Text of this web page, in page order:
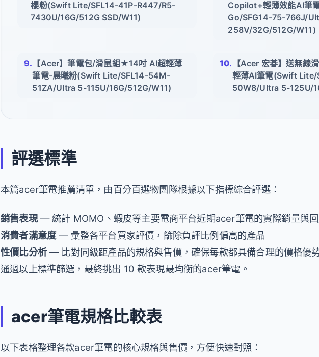
櫻粉(Swift Lite/SFL14-41P-R447/R5-
7430U/16G/512G SSD/W11)
Copilot+輕薄效能AI筆
Go/SFG14-75-766J/
258V/32G/512G/W11)
【Acer】筆電包/滑鼠組★14吋 AI超輕薄
筆電-晨曦粉(Swift Lite/SFL14-54M-
51ZA/Ultra 5-115U/16G/512G/W11)
【Acer 宏碁】送無
輕薄AI筆電(Swift
50W8/Ultra 5-125U/
評選標準
本篇acer筆電推薦清單，由百分百選物團隊根據以下指標綜合評選：
銷售表現— 統計 MOMO、蝦皮等主要電商平台近期acer筆電的實際銷量與
消費者滿意度— 彙整各平台買家評價，篩除負評比例偏高的產品
性價比分析— 比對同級距產品的規格與售價，確保每款都具備合理的價格優
通過以上標準篩選，最終挑出 10 款表現最均衡的acer筆電。
acer筆電規格比較表
以下表格整理各款acer筆電的核心規格與售價，方便快速對照：